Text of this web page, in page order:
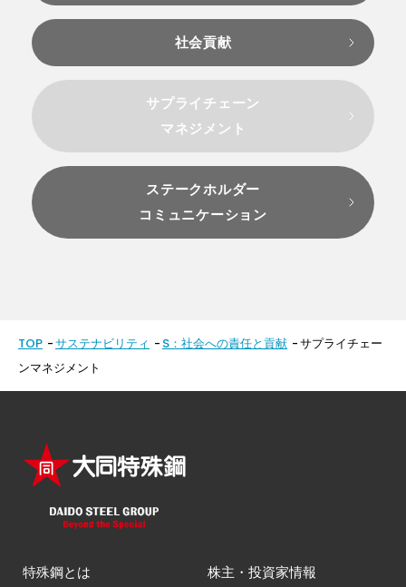
社会貢献
サプライチェーン
マネジメント
ステークホルダー
コミュニケーション
TOP サステナビリティ S：社会への責任と貢献
サプライチェー
ンマネジメント
特殊鋼とは 株主・投資家情報